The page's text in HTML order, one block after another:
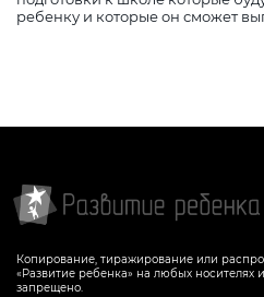
ребенку и которые он сможет
Копирование, тиражирование или
«Развитие ребенка» на любых
запрещено.